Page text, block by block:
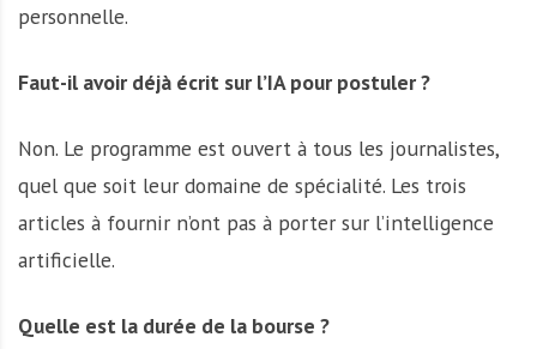
personnelle.
Faut-il avoir déjà écrit sur l’IA pour postuler ?
Non. Le programme est ouvert à tous les journalistes,
quel que soit leur domaine de spécialité. Les trois
articles à fournir n’ont pas à porter sur l’intelligence
artificielle.
Quelle est la durée de la bourse ?